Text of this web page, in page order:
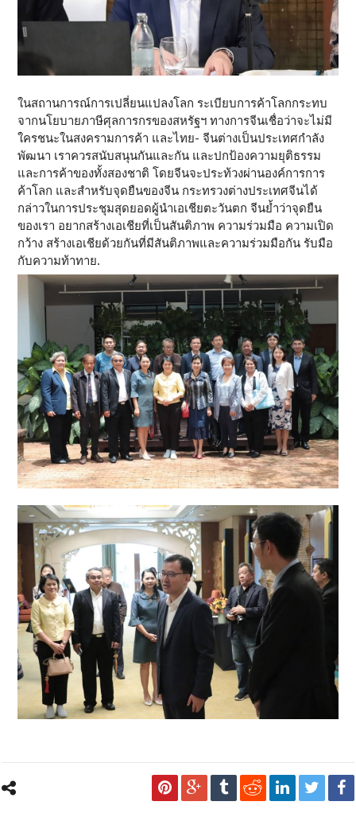
ในสถานการณ์การเปลี่ยนแปลงโลก ระเบียบการค้าโลกกระทบ
จากนโยบายภาษีศุลการกรของสหรัฐฯ ทางการจีนเชื่อว่าจะไม่มี
ใครชนะในสงครามการค้า และไทย- จีนต่างเป็นประเทศกำลัง
พัฒนา เราควรสนับสนุนกันและกัน และปกป้องความยุติธรรม
และการค้าของทั้งสองชาติ โดยจีนจะประท้วงผ่านองค์การการ
ค้าโลก และสำหรับจุดยืนของจีน กระทรวงต่างประเทศจีนได้
กล่าวในการประชุมสุดยอดผู้นำเอเชียตะวันตก จีนย้ำว่าจุดยืน
ของเรา อยากสร้างเอเชียที่เป็นสันติภาพ ความร่วมมือ ความเปิด
กว้าง สร้างเอเชียด้วยกันที่มีสันติภาพและความร่วมมือกัน รับมือ
กับความท้าทาย.